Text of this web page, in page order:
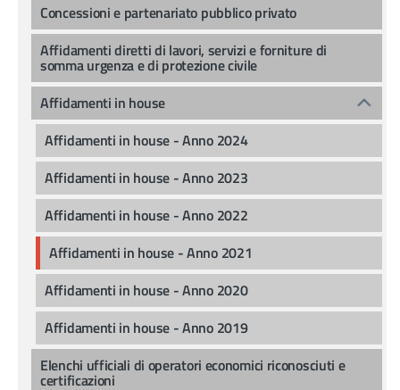
Concessioni e partenariato pubblico privato
Affidamenti diretti di lavori, servizi e forniture di
somma urgenza e di protezione civile
Affidamenti in house
Affidamenti in house - Anno 2024
Affidamenti in house - Anno 2023
Affidamenti in house - Anno 2022
Affidamenti in house - Anno 2021
Affidamenti in house - Anno 2020
Affidamenti in house - Anno 2019
Elenchi ufficiali di operatori economici riconosciuti e
certificazioni